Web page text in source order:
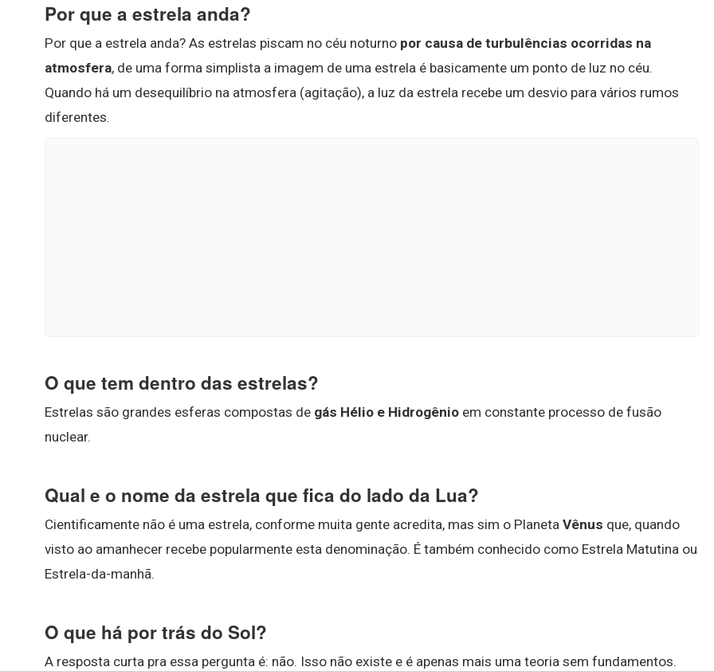
Por que a estrela anda?
Por que a estrela anda? As estrelas piscam no céu noturno por causa de turbulências ocorridas na
atmosfera, de uma forma simplista a imagem de uma estrela é basicamente um ponto de luz no céu.
Quando há um desequilíbrio na atmosfera (agitação), a luz da estrela recebe um desvio para vários rumos
diferentes.
O que tem dentro das estrelas?
Estrelas são grandes esferas compostas de gás Hélio e Hidrogênio em constante processo de fusão
nuclear.
Qual e o nome da estrela que fica do lado da Lua?
Cientificamente não é uma estrela, conforme muita gente acredita, mas sim o Planeta Vênus que, quando
visto ao amanhecer recebe popularmente esta denominação. É também conhecido como Estrela Matutina ou
Estrela-da-manhã.
O que há por trás do Sol?
A resposta curta pra essa pergunta é: não. Isso não existe e é apenas mais uma teoria sem fundamentos.